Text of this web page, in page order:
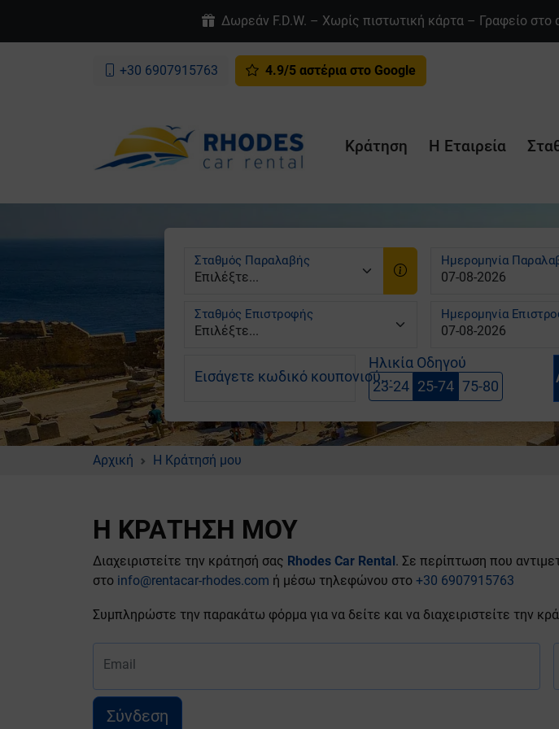
Δωρεάν F.D.W. – Χωρίς πιστωτική κάρτα – Γραφείο στο
+30 6907915763 4.9/5 αστέρια στο Google
Κράτηση Η Εταιρεία
Σταθμός Παραλαβής Ημερομηνία
Σταθμός Επιστροφής Ημερομηνία
Εισάγετε κωδικό κουπονιού...
Ηλικία Οδηγού
23-24 25-74 75-80
Αρχική Η Κράτησή μου
Η ΚΡΆΤΗΣΉ ΜΟΥ
Διαχειριστείτε την κράτησή σας Rhodes Car Rental. Σε περίπτωση που
στο info@rentacar-rhodes.com ή μέσω τηλεφώνου στο +30 6907915763
Συμπληρώστε την παρακάτω φόρμα για να δείτε και να διαχειριστείτε την
Email
Σύνδεση